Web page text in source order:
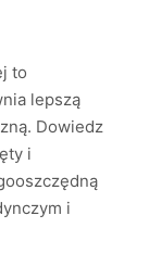
to
lepszą
Dowiedz
i
i